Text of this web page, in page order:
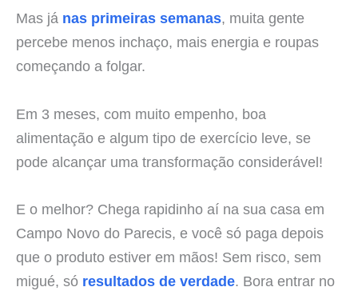
Mas já nas primeiras semanas, muita gente
percebe menos inchaço, mais energia e roupas
começando a folgar.
Em 3 meses, com muito empenho, boa
alimentação e algum tipo de exercício leve, se
pode alcançar uma transformação considerável!
E o melhor? Chega rapidinho aí na sua casa em
Campo Novo do Parecis, e você só paga depois
que o produto estiver em mãos! Sem risco, sem
migué, só resultados de verdade. Bora entrar no